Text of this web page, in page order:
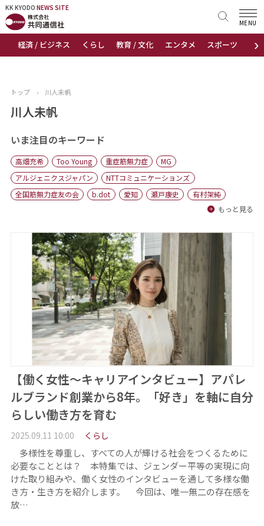
KK KYODO NEWS SITE
›
経済 / ビジネス くらし 教育 / 文化 エンタメ スポーツ 地域
MENU
KK KYODONEWS SITE
トップページ
ニュース
おすすめコンテンツ
出版物
会社概要
トップ › 川人未帆
川人未帆
いま注目のキーワード
高畑充希 Too Young 重症筋無力症
MG
アルジェニクスジャパン
NTTコミュニケーションズ
全国筋無力症友の会
b.dot 愛知 瀬戸康史
有村架純
もっと見る
【働く女性～キャリアインタビュー】アパレ
ルブランド創業から8年。「好き」を軸に自分
らしい働き方を育む
2025.09.11 10:00 くらし
多様性を尊重し、すべての人が輝ける社会をつくるために
必要なこととは？ 本特集では、ジェンダー平等の実現に向
けた取り組みや、働く女性のインタビューを通して多様な働
き方・生き方を紹介します。 今回は、唯一無二の存在感を
放…